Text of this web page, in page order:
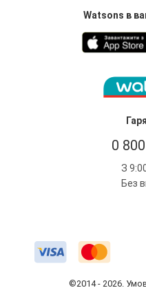
0
З
Без
Watsons в
©2014 - 2026.